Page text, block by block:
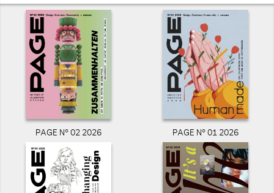
PAGE N° 02 2026 PAGE N° 01 2026